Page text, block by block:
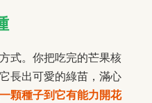
式。你把吃完的芒果核
長出可愛的綠苗，滿心
顆種子到它有能力開花